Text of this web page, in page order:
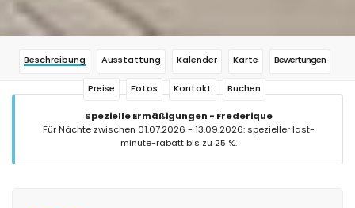
Beschreibung Ausstattung Kalender Karte Bewertungen
Preise Fotos Kontakt Buchen
Spezielle Ermäßigungen - Frederique
Für Nächte zwischen 01.07.2026 - 13.09.2026: spezieller last-
minute-rabatt bis zu 25 %.